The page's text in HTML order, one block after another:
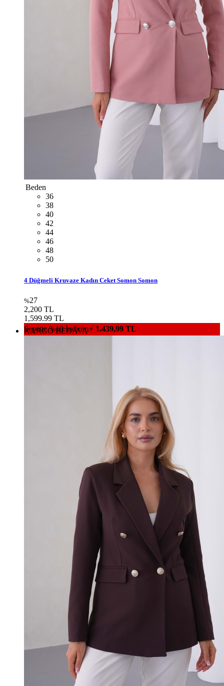
Beden
36
38
40
42
44
46
48
50
4 Düğmeli Kruvaze Kadın Ceket Somon Somon
%27
2,200 TL
1,599.99 TL
Sepette %10 İndirim⚡ 1.439,99 TL
KARGO BEDAVA